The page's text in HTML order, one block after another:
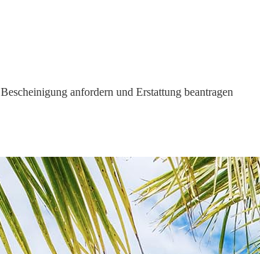
Bescheinigung anfordern und Erstattung beantragen